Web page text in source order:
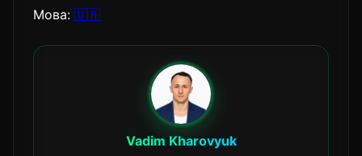
Мова: 🇺🇦
Vadim Kharovyuk